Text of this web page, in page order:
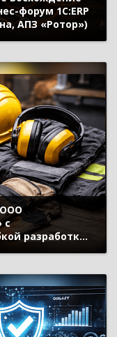
форум 1С:ERP
АПЗ «Ротор»)
ООО
с
разработки